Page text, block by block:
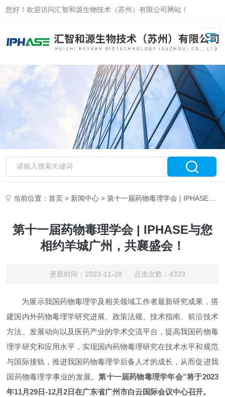
您好！欢迎访问汇智和源生物技术（苏州）有限公司网站！
当前位置：首页 > 新闻中心 > 第十一届药物毒理学会 | IPHASE与您相约羊城广州，共襄盛会！
第十一届药物毒理学会 | IPHASE与您
相约羊城广州，共襄盛会！
更新时间：2023-11-28 点击次数：4323
为展示我国药物毒理学及相关领域工作者最新研究成果，搭
建国内外药物毒理学研究进展、政策法规、技术指南、前沿技术
方法、发展动向以及医药产业的学术交流平台，提高我国药物毒
理学研究和应用水平，实现国内药物毒理研究在技术水平和规范
与国际接轨，推进我国药物毒理学后备人才的成长，从而促进我
国药物毒理学事业的发展。第十一届药物毒理学年会”将于2023
年11月29日-12月2日在广东省广州市白云国际会议中心召开。